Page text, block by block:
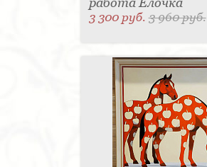
3 300 руб.3 960 руб.